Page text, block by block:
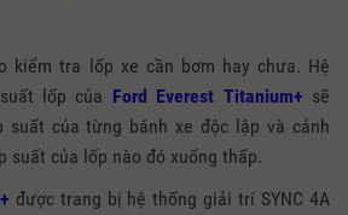
kiểm tra lốp xe cần bơm hay chưa. Hệ
lốp của Ford Everest Titanium+ sẽ
suất của từng bánh xe độc lập và cảnh
suất của lốp nào đó xuống thấp.
được trang bị hệ thống giải trí SYNC 4A